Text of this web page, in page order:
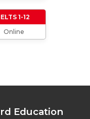
HÔ TRONG TIẾNG
1-12
Online
Education